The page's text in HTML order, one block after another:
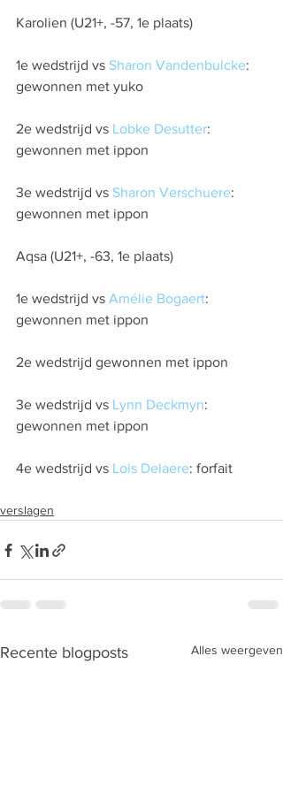
Karolien (U21+, -57, 1e plaats)
1e wedstrijd vs Sharon Vandenbulcke:
gewonnen met yuko
2e wedstrijd vs Lobke Desutter:
gewonnen met ippon
3e wedstrijd vs Sharon Verschuere:
gewonnen met ippon
Aqsa (U21+, -63, 1e plaats)
1e wedstrijd vs Amélie Bogaert:
gewonnen met ippon
2e wedstrijd gewonnen met ippon
3e wedstrijd vs Lynn Deckmyn:
gewonnen met ippon
4e wedstrijd vs Lois Delaere: forfait
verslagen
Recente blogposts Alles weergeven